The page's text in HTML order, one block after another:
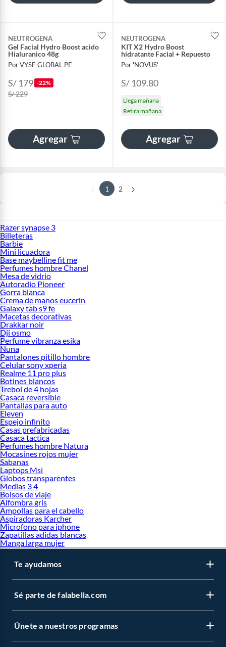
NEUTROGENA
Gel Facial Hydro Boost acido
Hialuranico 48g
Por VYSE GLOBAL PE
S/ 179 -22%
S/ 229
Agregar
NEUTROGENA
KIT X2 Hydro Boost
hidratante Facial + Repuesto
Por 'NOVUS'
S/ 109.80
Llega mañana
Retira mañana
Agregar
1 2
Razer synapse 3
Billeteras
Barbie
Mini licuadora
Base maybelline fit me
Perfumes hombre Chanel
Mesa de vidrio
Autoradio Pioneer
Gorra blanca
Crema de manos eucerin
Galaxy tab s9 fe
Macetas decorativas
Drakkar noir
Dji osmo
Perfume vibranza esika
Nuna
Pantalones pitillo hombre
Celular sony xperia
Realme 11 pro plus
Botines blancos
Trebol de 4 hojas
Casaca reversible
Pantallas para auto
Eleven
Espejo infinito
Casas prefabricadas
Casaca tactica
Perfumes hombre Natura
Mocasines rojos mujer
Sabanas
Laptops Msi
Globos transparentes
Medias 3 4
Bolsos de viaje
Alfombra gris
Ampollas para el cabello
Aspiradoras Karcher
Microfono para iphone
Zapatillas adidas blancas
Manga larga mujer
Te ayudamos
Sé parte de falabella.com
Únete a nuestros programas